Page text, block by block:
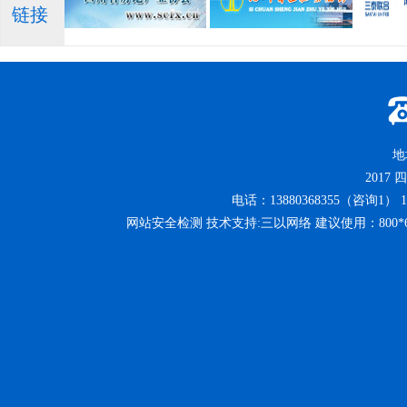
链接
2017
电话：13880368355（咨询1）
网站安全检测 技术支持:三以网络 建议使用：